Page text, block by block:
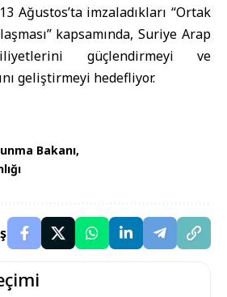
Ağustos’ta imzaladıkları “Ortak
kapsamında, Suriye Arap
güçlendirmeyi ve
geliştirmeyi hedefliyor.
Bakanı